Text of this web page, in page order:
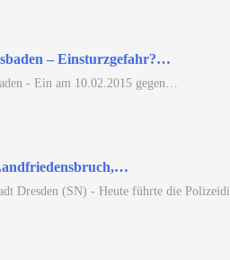
– Einsturzgefahr?…
- Ein am 10.02.2015 gegen…
Dresden (SN) - Heute führte die